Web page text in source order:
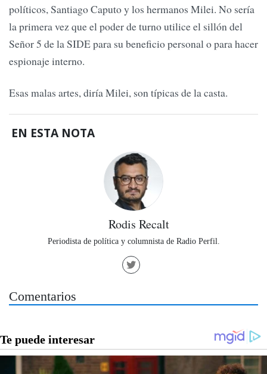
políticos, Santiago Caputo y los hermanos Milei. No sería
la primera vez que el poder de turno utilice el sillón del
Señor 5 de la SIDE para su beneficio personal o para hacer
espionaje interno.
Esas malas artes, diría Milei, son típicas de la casta.
EN ESTA NOTA
Rodis Recalt
Periodista de política y columnista de Radio Perfil.
Comentarios